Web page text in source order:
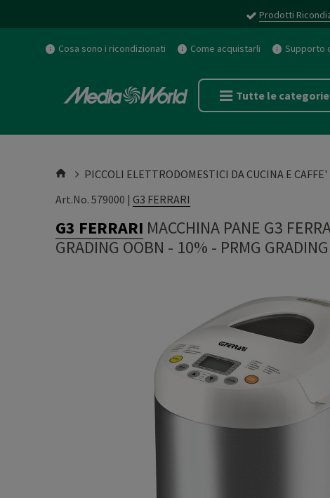
Prodotti
Cosa sono i ricondizionati Come acquistarli Supporto
Tutte le categorie
PICCOLI ELETTRODOMESTICI DA CUCINA E CAFFE'
Art.No. 579000 | G3 FERRARI
G3 FERRARI MACCHINA PANE G3
GRADING OOBN - 10% - PRMG